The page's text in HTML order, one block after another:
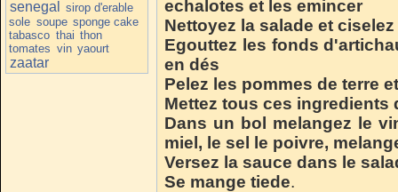
senegal
sirop d'erable
sole soupe sponge cake
tabasco thai thon
tomates vin yaourt
zaatar
echalotes et les emincer
Nettoyez la salade et
Egouttez les fonds
en dés
Pelez les pommes de terre
Mettez tous ces ingredients
Dans un bol melangez le
miel, le sel le poivre,
Versez la sauce dans le
Se mange tiede.